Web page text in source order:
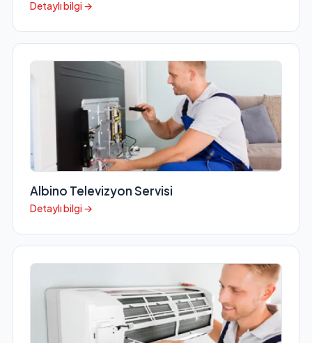
Detaylı bilgi →
Albino Televizyon Servisi
Detaylı bilgi →